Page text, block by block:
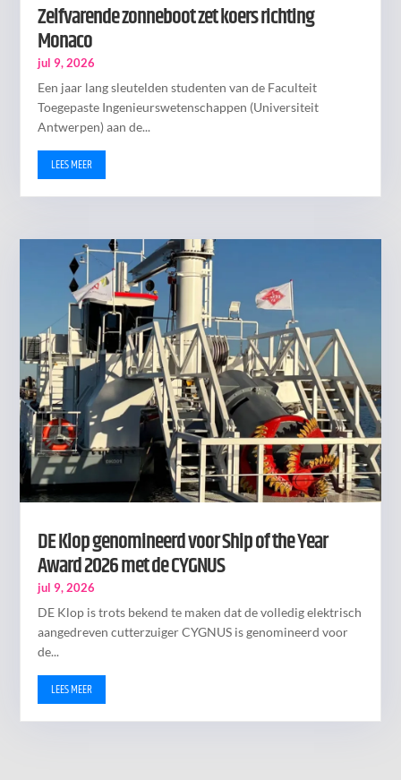
Zelfvarende zonneboot zet koers richting
Monaco
jul 9, 2026
Een jaar lang sleutelden studenten van de Faculteit
Toegepaste Ingenieurswetenschappen (Universiteit
Antwerpen) aan de...
LEES MEER
DE Klop genomineerd voor Ship of the Year
Award 2026 met de CYGNUS
jul 9, 2026
DE Klop is trots bekend te maken dat de volledig elektrisch
aangedreven cutterzuiger CYGNUS is genomineerd voor
de...
LEES MEER